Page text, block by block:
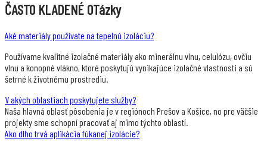
ČASTO KLADENÉ OTázky
Aké materiály používate na tepelnú izoláciu?
Používame kvalitné izolačné materiály ako minerálnu vlnu, celulózu, ovčiu
vlnu a konopné vlákno, ktoré poskytujú vynikajúce izolačné vlastnosti a sú
šetrné k životnému prostrediu.
V akých oblastiach poskytujete služby?
Naša hlavná oblasť pôsobenia je v regiónoch Prešov a Košice, no pre väčšie
projekty sme schopní pracovať aj mimo týchto oblastí.
Ako dlho trvá aplikácia fúkanej izolácie?